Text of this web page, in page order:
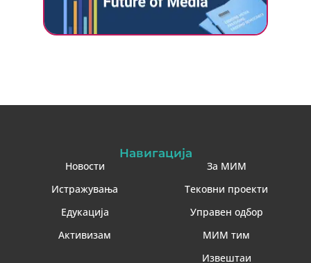
Навигација
Новости
Истражувања
Едукација
Активизам
За МИМ
Тековни проекти
Управен одбор
МИМ тим
Извештаи